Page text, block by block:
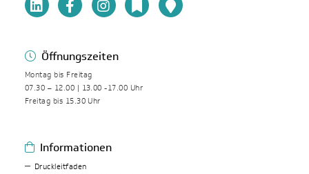
Öffnungszeiten
Montag bis Freitag
07.30 – 12.00 | 13.00 -17.00 Uhr
Freitag bis 15.30 Uhr
Informationen
Druckleitfaden